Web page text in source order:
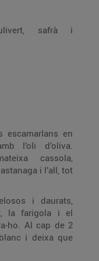
safrà i
esca­marlans en
d’oliva.
cassola,
i daurats,
i el
ho. Al cap de 2